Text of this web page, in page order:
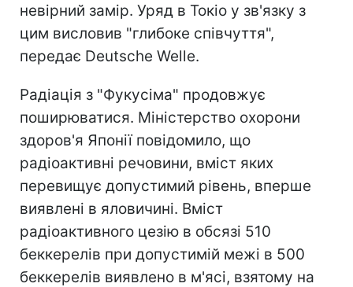
невірний замір. Уряд в Токіо у зв'язку з
цим висловив "глибоке співчуття",
передає Deutsche Welle.
Радіація з "Фукусіма" продовжує
поширюватися. Міністерство охорони
здоров'я Японії повідомило, що
радіоактивні речовини, вміст яких
перевищує допустимий рівень, вперше
виявлені в яловичині. Вміст
радіоактивного цезію в обсязі 510
беккерелів при допустимій межі в 500
беккерелів виявлено в м'ясі, взятому на